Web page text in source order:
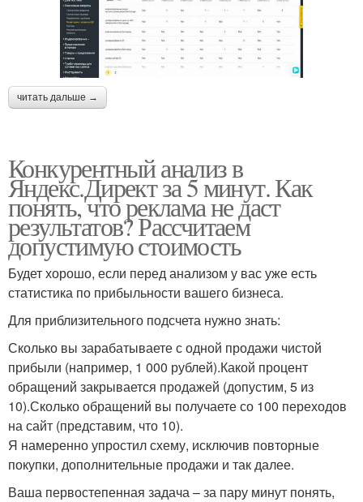
читать дальше →
Конкурентный анализ в
Яндекс.Директ за 5 минут. Как
понять, что реклама не даст
результатов? Рассчитаем
допустимую стоимость
Будет хорошо, если перед анализом у вас уже есть
статистика по прибыльности вашего бизнеса.
Для приблизительного подсчета нужно знать:
Сколько вы зарабатываете с одной продажи чистой
прибыли (например, 1 000 рублей).Какой процент
обращений закрывается продажей (допустим, 5 из
10).Сколько обращений вы получаете со 100 переходов
на сайт (представим, что 10).
Я намеренно упростил схему, исключив повторные
покупки, дополнительные продажи и так далее.
Ваша первостепенная задача – за пару минут понять,